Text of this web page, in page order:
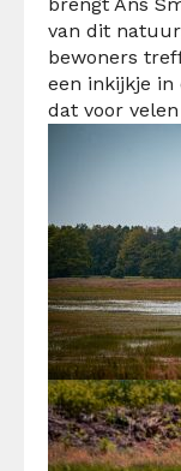
van dit
bewoners
een inkijkje
dat voor